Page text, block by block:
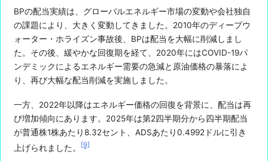
BPの配当実績は、グローバルエネルギー市場の変動や会社独自
の課題により、大きく変動してきました。2010年のディープウ
ォーター・ホライズン事故後、BPは配当を大幅に削減しまし
た。その後、緩やかな回復期を経て、2020年にはCOVID-19パ
ンデミックによるエネルギー需要の急減と原油価格の暴落によ
り、再び大幅な配当削減を実施しました。
一方、2022年以降はエネルギー価格の回復を背景に、配当は再
び増加傾向にあります。2025年は第2四半期分から四半期配当
が普通株1株あたり8.32セント、ADSあたり0.4992ドルに引き
上げられました。
[9]